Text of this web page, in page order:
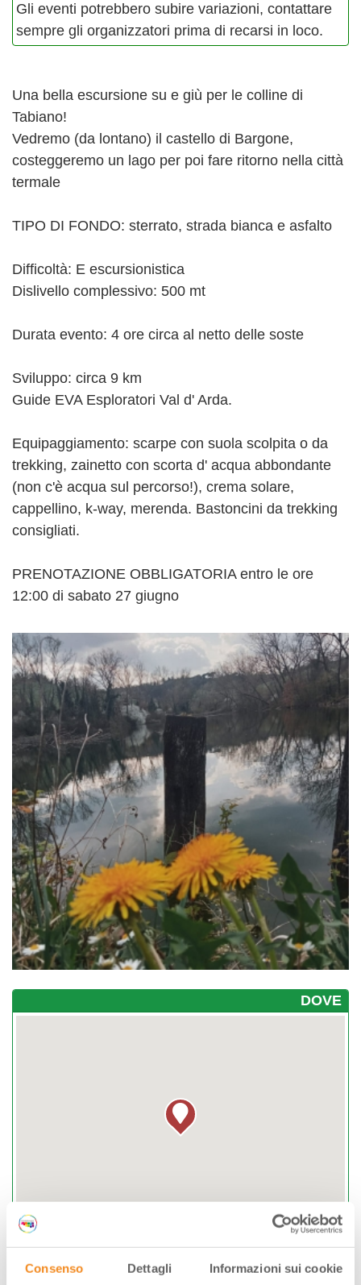
Consenso Dettagli Informazioni sui cookie
Gli eventi potrebbero subire variazioni, contattare
sempre gli organizzatori prima di recarsi in loco.
Una bella escursione su e giù per le colline di
Tabiano!
Vedremo (da lontano) il castello di Bargone,
costeggeremo un lago per poi fare ritorno nella città
termale
TIPO DI FONDO: sterrato, strada bianca e asfalto
Difficoltà: E escursionistica
Dislivello complessivo: 500 mt
Durata evento: 4 ore circa al netto delle soste
Sviluppo: circa 9 km
Guide EVA Esploratori Val d' Arda.
Equipaggiamento: scarpe con suola scolpita o da
trekking, zainetto con scorta d' acqua abbondante
(non c'è acqua sul percorso!), crema solare,
cappellino, k-way, merenda. Bastoncini da trekking
consigliati.
PRENOTAZIONE OBBLIGATORIA entro le ore
12:00 di sabato 27 giugno
DOVE
Via delle Terme 6, fraz. Tabiano Terme,